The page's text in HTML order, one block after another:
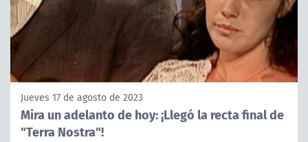
Jueves 17 de agosto de 2023
Mira un adelanto de hoy: ¡Llegó la recta final de
"Terra Nostra"!